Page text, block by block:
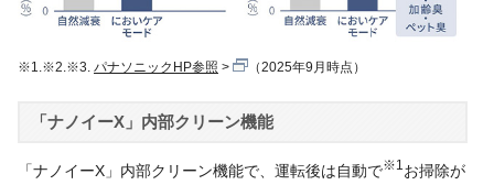
※1.※2.※3. パナソニックHP参照 （2025年9月時点）
「ナノイーX」内部クリーン機能
「ナノイーX」内部クリーン機能で、運転後は自動で※1 お掃除が